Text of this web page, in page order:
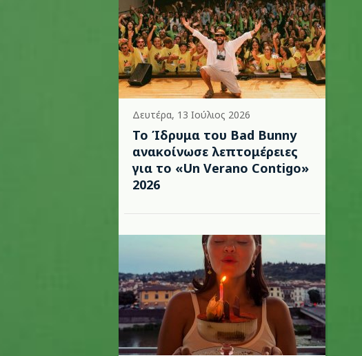
Δευτέρα, 13 Ιούλιος 2026
Το Ίδρυμα του Bad Bunny
ανακοίνωσε λεπτομέρειες
για το «Un Verano Contigo»
2026